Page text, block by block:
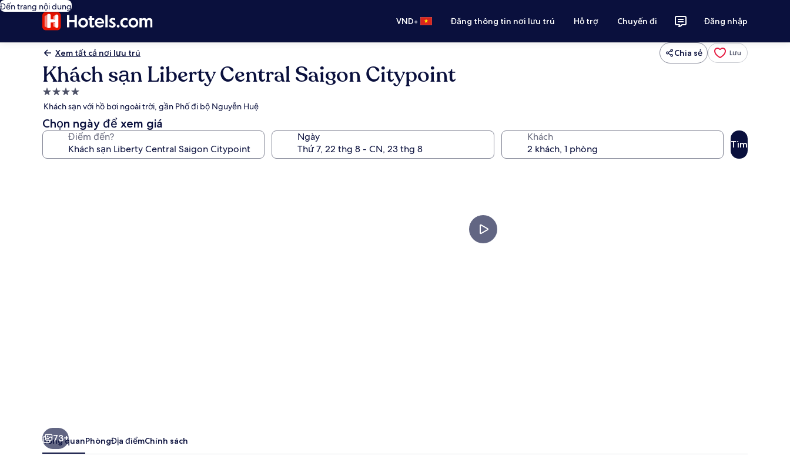
Đến trang nội dung
VND• Đăng thông tin nơi lưu trú Hỗ trợ Chuyến đi Đăng nhập
Xem tất cả nơi lưu trú Chia sẻ Lưu
Khách sạn Liberty Central Saigon Citypoint
Nơi
lưu
trú
4.0
Khách sạn với hồ bơi ngoài trời, gần Phố đi bộ Nguyễn Huệ
Chọn ngày để xem giá
Điểm đến? Ngày Khách
Tìm
73+
Tổng quanPhòngĐịa điểmChính sách